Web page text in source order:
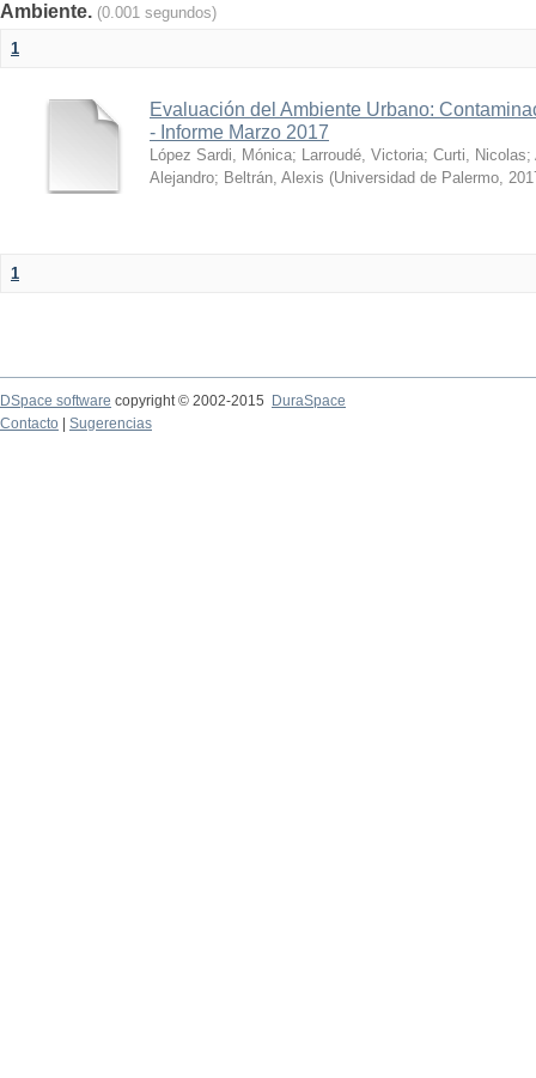
Ambiente. (0.001 segundos)
1
Evaluación del Ambiente Urbano:
- Informe Marzo 2017
López Sardi, Mónica; Larroudé, Victoria; Curti, Nicolas;
Alejandro; Beltrán, Alexis (Universidad de Palermo,
1
DSpace software copyright © 2002-2015
DuraSpace
Contacto
Sugerencias